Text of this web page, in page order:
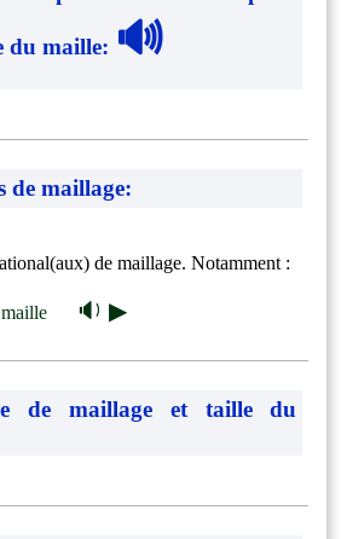
du maille: 🔊
de maillage:
de maillage. Notamment :
🔉 ▶
de maillage et taille du